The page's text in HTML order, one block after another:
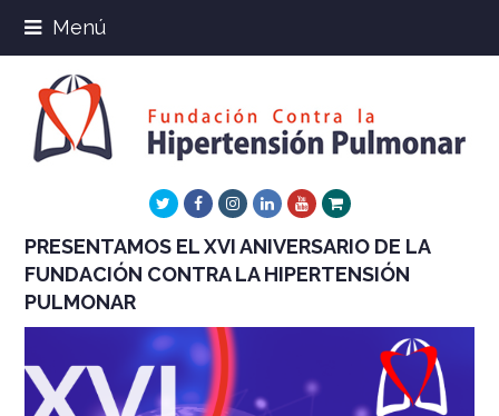
Menú
TwitterFacebookInstagram
LinkedInYoutube
Xing
PRESENTAMOS EL XVI ANIVERSARIO DE LA
FUNDACIÓN CONTRA LA HIPERTENSIÓN
PULMONAR